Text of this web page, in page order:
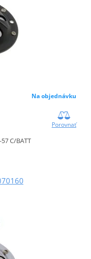
Na objednávku
Porovnať
C/BATT